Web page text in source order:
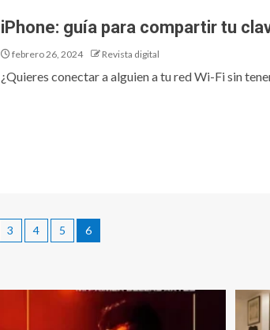
iPhone: guía para compartir tu
febrero 26, 2024 Revista digital
¿Quieres conectar a alguien a tu red Wi-Fi sin
3 4 5 6